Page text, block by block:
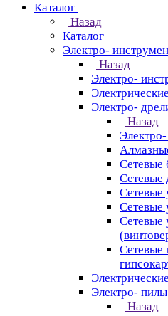
Каталог
Назад
Каталог
Электро-
Назад
Электро-
Электро-
Назад
Сетевые
Сетевые
Сетевые
Сетевые
Сетевые
Сетевые
Электро- пилы
Назад